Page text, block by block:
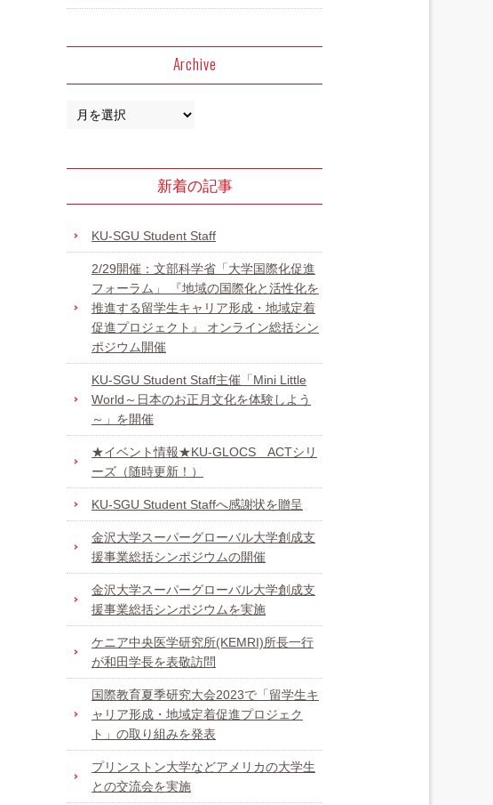
Archive
新着の記事
KU-SGU Student Staff
2/29開催：文部科学省「大学国際化促進
フォーラム」 『地域の国際化と活性化を
推進する留学生キャリア形成・地域定着
促進プロジェクト』 オンライン総括シン
ポジウム開催
KU-SGU Student Staff主催「Mini Little
World～日本のお正月文化を体験しよう
～」を開催
★イベント情報★KU-GLOCS ACTシリ
ーズ（随時更新！）
KU-SGU Student Staffへ感謝状を贈呈
金沢大学スーパーグローバル大学創成支
援事業総括シンポジウムの開催
金沢大学スーパーグローバル大学創成支
援事業総括シンポジウムを実施
ケニア中央医学研究所(KEMRI)所長一行
が和田学長を表敬訪問
国際教育夏季研究大会2023で「留学生キ
ャリア形成・地域定着促進プロジェク
ト」の取り組みを発表
プリンストン大学などアメリカの大学生
との交流会を実施